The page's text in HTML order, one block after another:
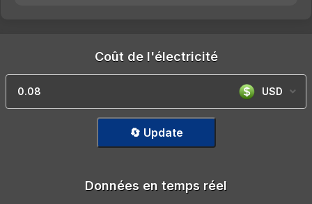
Coût de l'électricité
USD
🔄 Update
Données en temps réel